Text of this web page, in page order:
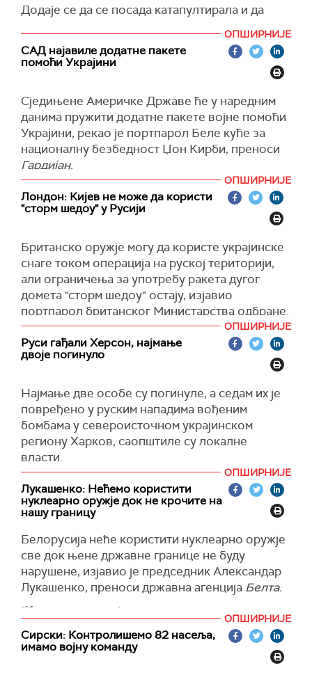
територије и становништва региона“, навео је
Кључни задатак тела је да војницима обезбеди
оружје, преноси
Додаје се да се посада катапултирала и да
"Авион се срушио у напуштено подручје. Нема
разарања на терену", наводи се у саопштењу
Према прелиминарним подацима, узрок
несреће је технички квар.
(Известия)
ОПШИРНИЈЕ
САД најавиле додатне пакете
помоћи Украјини
Сједињене Америчке Државе ће у наредним
данима пружити додатне пакете војне помоћи
Украјини, рекао је портпарол Беле куће за
националну безбедност Џон Кирби, преноси
Гардијан.
Напомиње се да су Кирбијеви коментари
уследили након што је украјински министар
одбране Рустем Умеров разговарао са својим
ситуацији на бојном пољу и одбрамбеним
потребама Украјине.
(Guardian)
ОПШИРНИЈЕ
Лондон: Кијев не може да користи
"сторм шедоу" у Русији
Британско оружје могу да користе украјинске
снаге током операција на руској територији,
али ограничења за употребу ракета дугог
домета "сторм шедоу" остају, изјавио
портпарол британског Министарства одбране.
"У процесу преноса оружја јасно стављамо до
знања да опрема мора да се користи у складу
са међународним правом", нагласио је
Међутим, нагласио је да остају на снази
ограничења употребе ракета дугог домета
"сторм шедоу" које је испоручила Велика
Британија, а које се могу користити само
унутар међународно признатих граница
Украјине.
(Reuters)
ОПШИРНИЈЕ
Руси гађали Херсон, најмање
двоје погинуло
Најмање две особе су погинуле, а седам их је
повређено у руским нападима вођеним
бомбама у североисточном украјинском
региону Харков, саопштиле су локалне
власти.
У нападу је погођено предузеће у округу
Купијанск, известио је регионални гувернер
Олег Синегубов на
Телеграму.
У нападу су оштећене административне
зграде, обданиште и више од 20 приватних
кућа, додала је полиција.
Харков, други по величини град у Украјини и
околни регион су дуго мета руских напада, а
руске трупе месецима гађају украјинске
пограничне регионе веома разорним
навођеним бомбама.
ОПШИРНИЈЕ
Лукашенко: Нећемо користити
нуклеарно оружје док не крочите на
нашу границу
Белорусија неће користити нуклеарно оружје
све док њене државне границе не буду
нарушене, изјавио је председник Александар
Лукашенко, преноси државна агенција Белта.
"Када се овде појавило тактичко нуклеарно
оружје, рекао сам им (западним политичарима)
директно. Нећемо користити никакво оружје
док не крочите на нашу државну границу. То је
ОПШИРНИЈЕ
Сирски: Контролишемо 82 насеља,
имамо војну команду